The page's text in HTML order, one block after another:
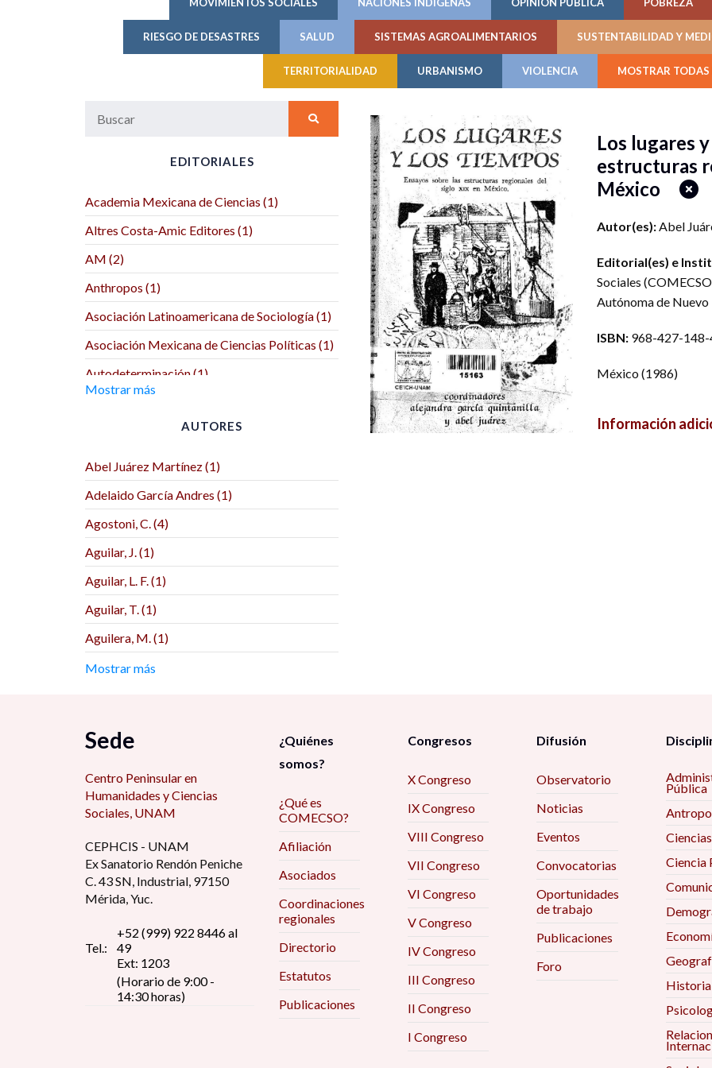
RIESGO DE DESASTRES SALUD SISTEMAS AGROALIMENTARIOS SUSTENTABILIDAD Y
TERRITORIALIDAD URBANISMO VIOLENCIA MOSTRAR TODAS
EDITORIALES
Academia Mexicana de Ciencias (1)
Altres Costa-Amic Editores (1)
AM (2)
Anthropos (1)
Asociación Latinoamericana de Sociología (1)
Asociación Mexicana de Ciencias Políticas (1)
Autodeterminación (1)
Estado (1)
Biblos (1)
Bonilla Artigas Editores (2)
BUAP (1)
CEIICH (1)
Centre de Recherches Interdisciplinaires sur
les Mondes Ibériques Contemporains (1)
Centro de Investigación y Docencia
Económicas (3)
Centro de Investigaciones Interdisciplinarias
en Humanidades (CIIH) (2)
Centro de Investigaciones y Docencia
Económicas (4)
Centro de Investigaciones y Estudios de
Centro Peninsular en Humanidades y Ciencias
Sociales (CEPHCIS)) (1)
Centro Regional de Investigaciones
Multidisciplinarias (CRIM) (1)
CIAD (1)
CIALC (1)
Mostrar más
AUTORES
Abel Juárez Martínez (1)
Adelaido García Andres (1)
Agostoni, C. (4)
Aguilar, J. (1)
Aguilar, L. F. (1)
Aguilar, T. (1)
Aguilera, M. (1)
Aguirre Lora, M. E. (1)
Alain Basail Rodríguez (17)
Alarcón Menchaca, L. (3)
Alcántara Bojorge, D. (2)
Alcántara, E. (2)
Alejandra García Quintanilla (1)
Alejandro Canales Sánchez (1)
Alejandro Monsiváis (2)
Mostrar más
Los lugares
estructuras
México
Autor(es):Abel
Editorial(es) e
Sociales
Autónoma de Nuevo
ISBN: 968-427-148-
México(1986)
Información
Sede
Centro Peninsular en
Humanidades y Ciencias
Sociales, UNAM
CEPHCIS - UNAM
Ex Sanatorio Rendón Peniche
C. 43 SN, Industrial, 97150
Mérida, Yuc.
Tel.:
+52 (999) 922 8446 al
49
Ext: 1203
(Horario de 9:00 -
14:30 horas)
¿Quiénes
somos?
¿Qué es
COMECSO?
Afiliación
Asociados
Coordinaciones
regionales
Directorio
Estatutos
Publicaciones
Congresos
X Congreso
IX Congreso
VIII Congreso
VII Congreso
VI Congreso
V Congreso
IV Congreso
III Congreso
II Congreso
I Congreso
Difusión
Observatorio
Noticias
Eventos
Convocatorias
Oportunidades
de trabajo
Publicaciones
Foro
Pública
Ciencia
Historia